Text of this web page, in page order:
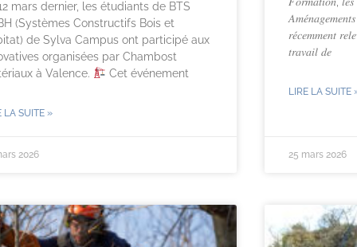
mars dernier, les étudiants de BTS
(Systèmes Constructifs Bois et
de Sylva Campus ont participé aux
organisées par Chambost
à Valence.
Cet événement
LA SUITE »
2026
𝐴𝑚𝑒́𝑛𝑎𝑔𝑒𝑚𝑒𝑛𝑡𝑠
𝑟𝑒́𝑐𝑒𝑚𝑚𝑒𝑛𝑡
𝑡𝑟𝑎𝑣𝑎𝑖𝑙 𝑑𝑒
LIRE LA SUITE
25 mars 2026